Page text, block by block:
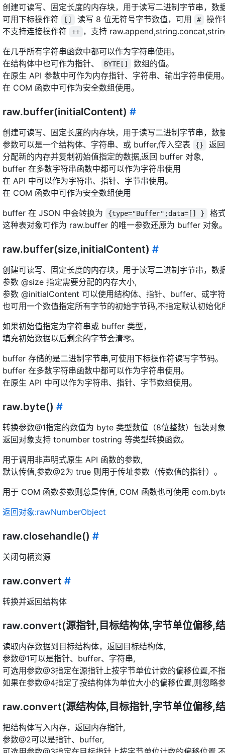
创建可读写、固定长度的内存块，用于读写二进制字节串，数
可用下标操作符
[] 读写 8 位无符号字节数值，可用 #
操作
不支持连接操作符
++ ，支持
在几乎所有字符串函数中都可以作为字符串使用。
在结构体中也可作为指针、
BYTE[]
数组的值。
在原生 API 参数中可作为内存指针、字符串、输出字符串使用
在 COM 函数中可作为安全数组使用。
raw.buffer(initialContent) #
创建可读写、固定长度的内存块，用于读写二进制字节串，数
参数可以是一个结构体、字符串、或 buffer,传入空表
{}
返
分配新的内存并复制初始值指定的数据,返回 buffer 对象,
buffer 在多数字符串函数中都可以作为字符串使用
在 API 中可以作为字符串、指针、字节串使用。
在 COM 函数中可作为安全数组使用
buffer 在 JSON 中会转换为
{type="Buffer";data=[] }
格
这种表对象可作为 raw.buffer 的唯一参数还原为 buffer 对象
raw.buffer(size,initialContent) #
创建可读写、固定长度的内存块，用于读写二进制字节串，数
参数 @size 指定需要分配的内存大小,
参数 @initialContent 可以使用结构体、指针、buffer、或字
也可用一个数值指定所有字节的初始字节码,不指定默认初始化
如果初始值指定为字符串或 buffer 类型，
填充初始数据以后剩余的字节会清零。
buffer 存储的是二进制字节串,可使用下标操作符读写字节码。
buffer 在多数字符串函数中都可以作为字符串使用。
在原生 API 中可以作为字符串、指针、字节数组使用。
raw.byte() #
转换参数@1指定的数值为 byte 类型数值（8位整数）包装对
返回对象支持 tonumber tostring 等类型转换函数。
用于调用非声明式原生 API 函数的参数,
默认传值,参数@2为 true 则用于传址参数（传数值的指针）。
用于 COM 函数参数则总是传值, COM 函数也可使用
返回对象:rawNumberObject
raw.closehandle() #
关闭句柄资源
raw.convert #
转换并返回结构体
raw.convert(源指针,目标结构体,字节单位偏移,
读取内存数据到目标结构体，返回目标结构体,
参数@1可以是指针、buffer、字符串,
可选用参数@3指定在源指针上按字节单位计数的偏移位置,不
如果在参数@4指定了按结构体为单位大小的偏移位置,则忽略
raw.convert(源结构体,目标指针,字节单位偏移,
把结构体写入内存，返回内存指针,
参数@2可以是指针、buffer,